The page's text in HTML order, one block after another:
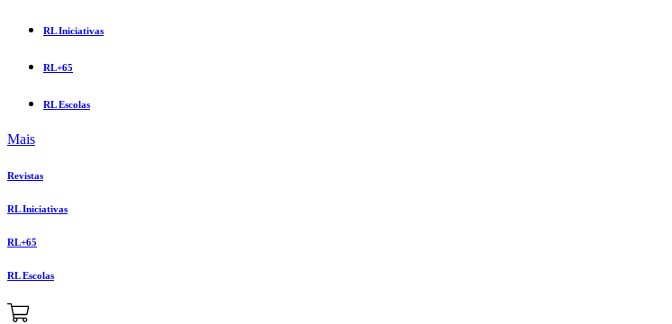
RL Iniciativas
RL+65
RL Escolas
Mais
Revistas
RL Iniciativas
RL+65
RL Escolas